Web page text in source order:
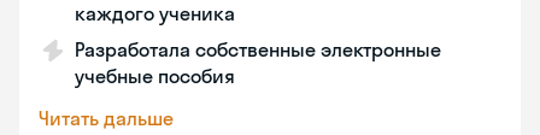
каждого ученика
Разработала собственные электронные
учебные пособия
Читать дальше